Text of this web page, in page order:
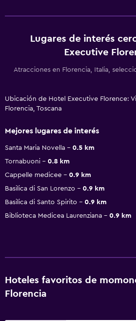
Lugares de interés
Executive
Atracciones en Florencia, Italia,
Ubicación de Hotel Executive Florence:
Florencia, Toscana
Mejores lugares de interés
Santa Maria Novella
0.5 km
Tornabuoni
0.8 km
Cappelle medicee
0.9 km
Basilica di San Lorenzo
0.9 km
Basilica di Santo Spirito
0.9 km
Biblioteca Medicea Laurenziana
0.9 km
Hoteles favoritos de
Florencia